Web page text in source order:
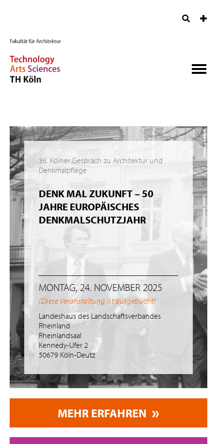
36. Kölner Gespräch zu Architektur und
Denkmalpflege
DENK MAL ZUKUNFT – 50
JAHRE EUROPÄISCHES
DENKMALSCHUTZJAHR
MONTAG, 24. NOVEMBER 2025
(Diese Veranstaltung ist ausgebucht)
Landeshaus des Landschaftsverbandes
Rheinland
Rheinlandsaal
Kennedy-Ufer 2
50679 Köln-Deutz
MEHR ERFAHREN